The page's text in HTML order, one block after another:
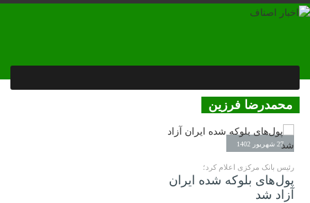
محمدرضا فرزین
27 شهریور 1402
رئیس بانک مرکزی اعلام کرد؛
پول‌های بلوکه شده ایران
آزاد شد